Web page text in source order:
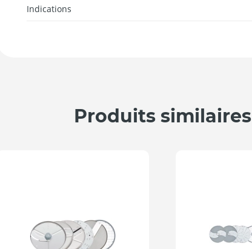
Indications
Produits similaires